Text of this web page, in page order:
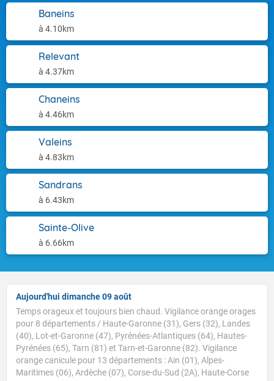
Baneins
à 4.10km
Relevant
à 4.37km
Chaneins
à 4.46km
Valeins
à 4.83km
Sandrans
à 6.43km
Sainte-Olive
à 6.66km
Aujourd'hui dimanche 09 août
Temps orageux et toujours bien chaud. Vigilance orange orages
pour 8 départements / Haute-Garonne (31), Gers (32), Landes
(40), Lot-et-Garonne (47), Pyrénées-Atlantiques (64), Hautes-
Pyrénées (65), Tarn (81) et Tarn-et-Garonne (82). Vigilance
orange canicule pour 13 départements : Ain (01), Alpes-
Maritimes (06), Ardèche (07), Corse-du-Sud (2A), Haute-Corse